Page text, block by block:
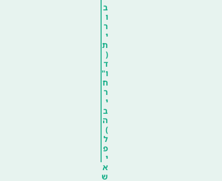
ב
ו
ר
י
ת
(
ד
ו"
ח
ר
י
ב
ה
)
ל
פ
י
א
ש